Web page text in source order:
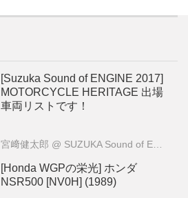
[Suzuka Sound of ENGINE 2017]
MOTORCYCLE HERITAGE 出場
車両リストです！
宮﨑健太郎 @ SUZUKA Sound of ENGINE
[Honda WGPの栄光] ホンダ
NSR500 [NV0H] (1989)